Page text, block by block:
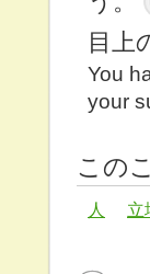
目上
You
your
この
人 立